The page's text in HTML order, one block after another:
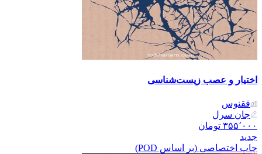
اختیار و عصب زیست‌شناسی
ققنوس
جان سرل
۳۵۵٬۰۰۰ تومان
جدید
چاپ اختصاصی (بر اساس POD)